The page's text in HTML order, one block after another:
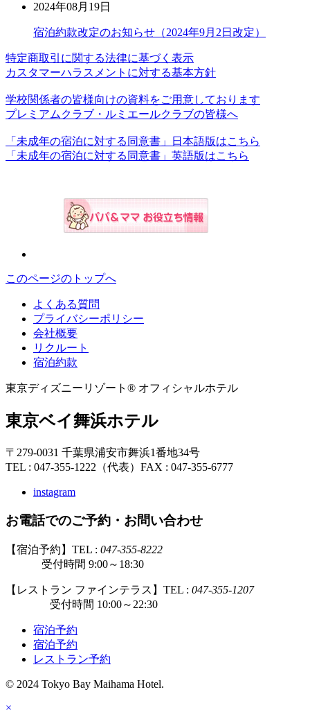
2024年08月19日
宿泊約款改定のお知らせ（2024年9月2日改定）
特定商取引に関する法律に基づく表示
カスタマーハラスメントに対する基本方針
学校関係者の皆様向けの資料をご用意しております
プレミアムクラブ・ルミエールクラブの皆様へ
「未成年の宿泊に対する同意書」日本語版はこちら
「未成年の宿泊に対する同意書」英語版はこちら
このページのトップへ
よくある質問
プライバシーポリシー
会社概要
リクルート
宿泊約款
東京ディズニーリゾート® オフィシャルホテル
東京ベイ舞浜ホテル
〒279-0031 千葉県浦安市舞浜1番地34号
TEL : 047-355-1222（代表） FAX : 047-355-6777
instagram
お電話でのご予約・お問い合わせ
【宿泊予約】TEL : 047-355-8222
受付時間 9:00～18:30
【レストラン ファインテラス】TEL : 047-355-1207
受付時間 10:00～22:30
宿泊予約
宿泊予約
レストラン予約
© 2024 Tokyo Bay Maihama Hotel.
×